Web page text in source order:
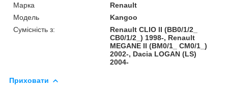
Марка
Renault
Модель
Kangoo
Сумісність з:
Renault CLIO II (BB0/1/2_
CB0/1/2_) 1998-, Renault
MEGANE II (BM0/1_ CM0/1_)
2002-, Dacia LOGAN (LS)
2004-
Приховати